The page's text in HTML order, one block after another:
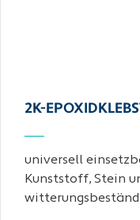
2K-
universell
Kunststoff, Stein